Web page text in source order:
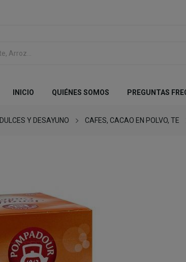
INICIO QUIÉNES SOMOS PREGUNTAS
DULCES Y DESAYUNO CAFES, CACAO EN POLVO, TE